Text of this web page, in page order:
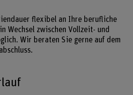
flexibel an Ihre berufliche
Wechsel zwischen Vollzeit- und
Wir beraten Sie gerne auf dem